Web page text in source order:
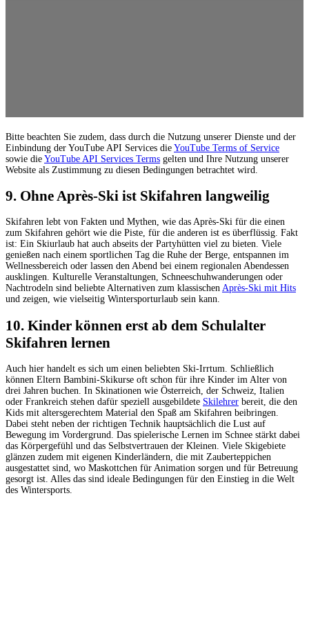
Bitte beachten Sie zudem, dass durch die Nutzung unserer Dienste und der
Einbindung der YouTube API Services die YouTube Terms of Service
sowie die YouTube API Services Terms gelten und Ihre Nutzung unserer
Website als Zustimmung zu diesen Bedingungen betrachtet wird.
9. Ohne Après-Ski ist Skifahren langweilig
Skifahren lebt von Fakten und Mythen, wie das Après-Ski für die einen
zum Skifahren gehört wie die Piste, für die anderen ist es überflüssig. Fakt
ist: Ein Skiurlaub hat auch abseits der Partyhütten viel zu bieten. Viele
genießen nach einem sportlichen Tag die Ruhe der Berge, entspannen im
Wellnessbereich oder lassen den Abend bei einem regionalen Abendessen
ausklingen. Kulturelle Veranstaltungen, Schneeschuhwanderungen oder
Nachtrodeln sind beliebte Alternativen zum klassischen Après-Ski mit Hits
und zeigen, wie vielseitig Wintersporturlaub sein kann.
10. Kinder können erst ab dem Schulalter
Skifahren lernen
Auch hier handelt es sich um einen beliebten Ski-Irrtum. Schließlich
können Eltern Bambini-Skikurse oft schon für ihre Kinder im Alter von
drei Jahren buchen. In Skinationen wie Österreich, der Schweiz, Italien
oder Frankreich stehen dafür speziell ausgebildete Skilehrer bereit, die den
Kids mit altersgerechtem Material den Spaß am Skifahren beibringen.
Dabei steht neben der richtigen Technik hauptsächlich die Lust auf
Bewegung im Vordergrund. Das spielerische Lernen im Schnee stärkt dabei
das Körpergefühl und das Selbstvertrauen der Kleinen. Viele Skigebiete
glänzen zudem mit eigenen Kinderländern, die mit Zauberteppichen
ausgestattet sind, wo Maskottchen für Animation sorgen und für Betreuung
gesorgt ist. Alles das sind ideale Bedingungen für den Einstieg in die Welt
des Wintersports.